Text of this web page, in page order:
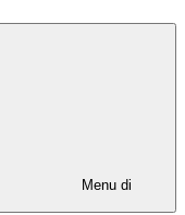
Menu di